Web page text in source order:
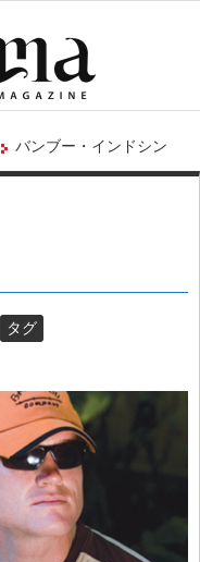
バンブー・インドシン
タグ